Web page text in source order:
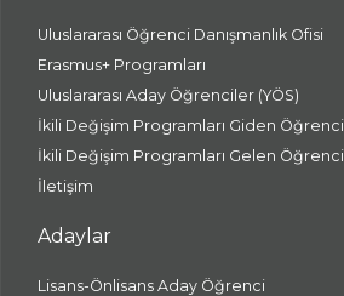
Uluslararası Öğrenci Danışmanlık Ofisi
Erasmus+ Programları
Uluslararası Aday Öğrenciler (YÖS)
İkili Değişim Programları Giden Öğrenci
İkili Değişim Programları Gelen Öğrenci
İletişim
Adaylar
Lisans-Önlisans Aday Öğrenci